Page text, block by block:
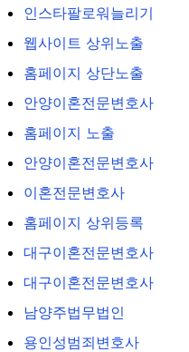
인스타팔로워늘리기
웹사이트 상위노출
홈페이지 상단노출
안양이혼전문변호사
홈페이지 노출
안양이혼전문변호사
이혼전문변호사
홈페이지 상위등록
대구이혼전문변호사
대구이혼전문변호사
남양주법무법인
용인성범죄변호사